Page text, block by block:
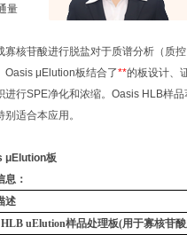
量
寡核苷酸进行脱盐对于质谱分析（质
Oasis μElution板结合了**的板设计、
进行SPE净化和浓缩。Oasis HLB样
别适合本应用。
μElution板
息：
述
HLB uElution样品处理板(用于寡核苷